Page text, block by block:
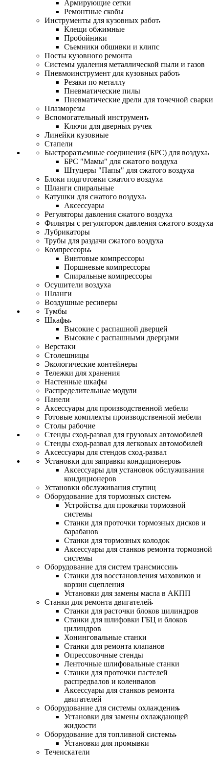
Армирующие сетки
Ремонтные скобы
Инструменты для кузовных работ
Клещи обжимные
Пробойники
Съемники обшивки и клипс
Посты кузовного ремонта
Системы удаления металлической пыли и газов
Пневмоинструмент для кузовных работ
Резаки по металлу
Пневматические пилы
Пневматические дрели для точечной сварки
Плазморезы
Вспомогательный инструмент
Ключи для дверных ручек
Линейки кузовные
Стапели
Быстроразъемные соединения (БРС) для воздуха
БРС "Мамы" для сжатого воздуха
Штуцеры "Папы" для сжатого воздуха
Блоки подготовки сжатого воздуха
Шланги спиральные
Катушки для сжатого воздуха
Аксессуары
Регуляторы давления сжатого воздуха
Фильтры с регулятором давления сжатого воздуха
Лубрикаторы
Трубы для раздачи сжатого воздуха
Компрессоры
Винтовые компрессоры
Поршневые компрессоры
Спиральные компрессоры
Осушители воздуха
Шланги
Воздушные ресиверы
Тумбы
Шкафы
Высокие с распашной дверцей
Высокие с распашными дверцами
Верстаки
Столешницы
Экологические контейнеры
Тележки для хранения
Настенные шкафы
Распределительные модули
Панели
Аксессуары для производственной мебели
Готовые комплекты производственной мебели
Столы рабочие
Стенды сход-развал для грузовых автомобилей
Стенды сход-развал для легковых автомобилей
Аксессуары для стендов сход-развал
Установки для заправки кондиционеров
Аксессуары для установок обслуживания
кондиционеров
Установки обслуживания ступиц
Оборудование для тормозных систем
Устройства для прокачки тормозной
системы
Станки для проточки тормозных дисков и
барабанов
Станки для тормозных колодок
Аксессуары для станков ремонта тормозной
системы
Оборудование для систем трансмиссии
Станки для восстановления маховиков и
корзин сцепления
Установки для замены масла в АКПП
Станки для ремонта двигателей
Станки для расточки блоков цилиндров
Станки для шлифовки ГБЦ и блоков
цилиндров
Хонинговальные станки
Станки для ремонта клапанов
Опрессовочные стенды
Ленточные шлифовальные станки
Станки для проточки пастелей
распредвалов и коленвалов
Аксессуары для станков ремонта
двигателей
Оборудование для системы охлаждения
Установки для замены охлаждающей
жидкости
Оборудование для топливной системы
Установки для промывки
Течеискатели